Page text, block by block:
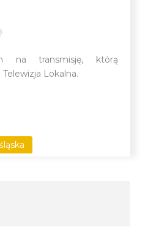
na transmisję, którą
Lokalna.